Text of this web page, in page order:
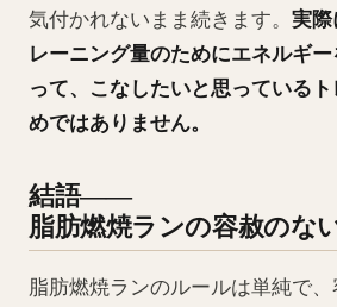
気付かれないまま続きます。 実際
レーニング量のためにエネルギ
って、こなしたいと思っている
めではありません。
結語――
脂肪燃焼ランの容赦のな
脂肪燃焼ランのルールは単純で